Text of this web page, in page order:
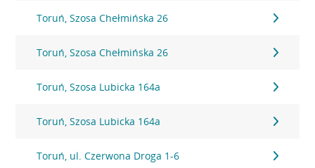
Toruń, Szosa Chełmińska 26
Toruń, Szosa Chełmińska 26
Toruń, Szosa Lubicka 164a
Toruń, Szosa Lubicka 164a
Toruń, ul. Czerwona Droga 1-6